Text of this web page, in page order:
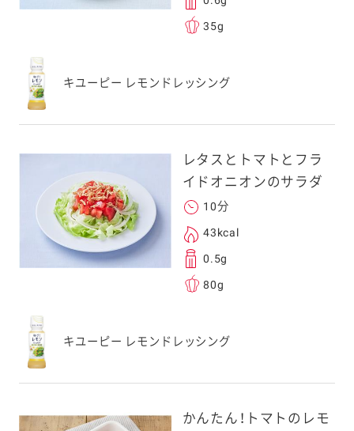
35g
キユーピー レモンドレッシング
レタスとトマトとフラ
イドオニオンのサラダ
10分
43kcal
0.5g
80g
キユーピー レモンドレッシング
かんたん！トマトのレモ